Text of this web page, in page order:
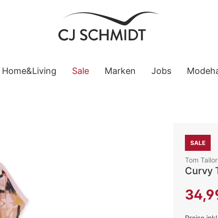
Home&Living Sale Marken Jobs
SALE
Tom Tailor
Curvy